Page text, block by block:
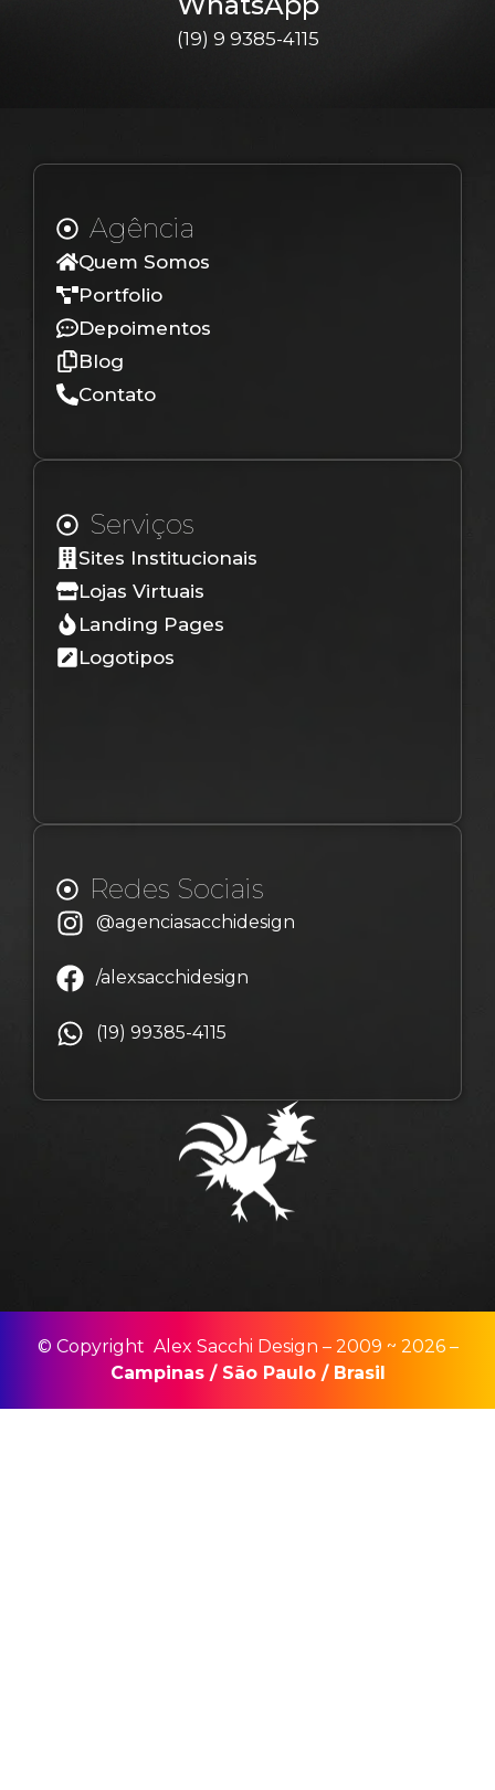
(19) 9 9385-4115
Agência
Quem Somos
Portfolio
Depoimentos
Blog
Contato
Serviços
Sites Institucionais
Lojas Virtuais
Landing Pages
Logotipos
Redes Sociais
@agenciasacchidesign
/alexsacchidesign
(19) 99385-4115
© Copyright Alex Sacchi Design – 2009 ~ 2026 –
Campinas/ São Paulo/ Brasil